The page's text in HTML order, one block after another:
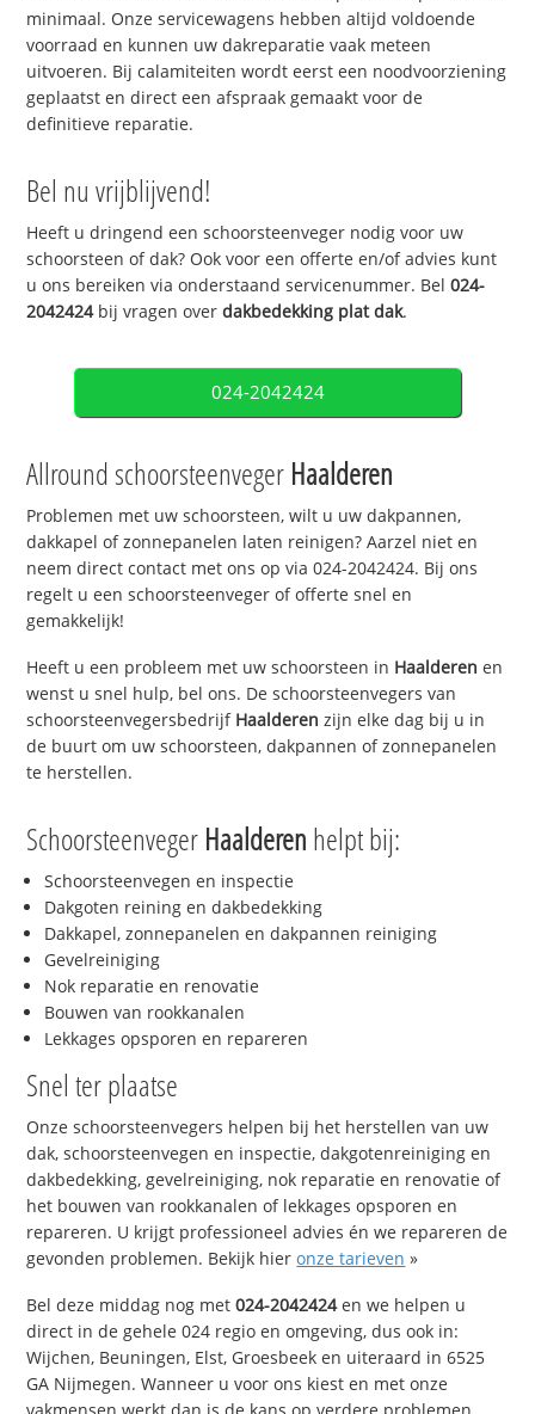
minimaal. Onze servicewagens hebben altijd voldoende
voorraad en kunnen uw dakreparatie vaak meteen
uitvoeren. Bij calamiteiten wordt eerst een noodvoorziening
geplaatst en direct een afspraak gemaakt voor de
definitieve reparatie.
Bel nu vrijblijvend!
Heeft u dringend een schoorsteenveger nodig voor uw
schoorsteen of dak? Ook voor een offerte en/of advies kunt
u ons bereiken via onderstaand servicenummer. Bel024-
2042424bij vragen overdakbedekking plat dak.
024-2042424
Allround schoorsteenveger Haalderen
Problemen met uw schoorsteen, wilt u uw dakpannen,
dakkapel of zonnepanelen laten reinigen? Aarzel niet en
neem direct contact met ons op via 024-2042424. Bij ons
regelt u een schoorsteenveger of offerte snel en
gemakkelijk!
Heeft u een probleem met uw schoorsteen in Haalderen en
wenst u snel hulp, bel ons. De schoorsteenvegers van
schoorsteenvegersbedrijf Haalderen zijn elke dag bij u in
de buurt om uw schoorsteen, dakpannen of zonnepanelen
te herstellen.
Schoorsteenveger Haalderen helpt bij:
Schoorsteenvegen en inspectie
Dakgoten reining en dakbedekking
Dakkapel, zonnepanelen en dakpannen reiniging
Gevelreiniging
Nok reparatie en renovatie
Bouwen van rookkanalen
Lekkages opsporen en repareren
Snel ter plaatse
Onze schoorsteenvegers helpen bij het herstellen van uw
dak, schoorsteenvegen en inspectie, dakgotenreiniging en
dakbedekking, gevelreiniging, nok reparatie en renovatie of
het bouwen van rookkanalen of lekkages opsporen en
repareren. U krijgt professioneel advies én we repareren de
gevonden problemen. Bekijk hieronze tarieven »
Bel deze middag nog met024-2042424en we helpen u
direct in de gehele 024 regio en omgeving, dus ook in:
Wijchen, Beuningen, Elst, Groesbeek en uiteraard in 6525
GA Nijmegen. Wanneer u voor ons kiest en met onze
vakmensen werkt dan is de kans op verdere problemen